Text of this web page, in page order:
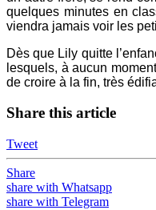
quelques minutes en
viendra jamais voir les
Dès que Lily quitte
lesquels, à aucun
de croire à la fin, très
Share this article
Tweet
Share
share with Whatsapp
share with Telegram